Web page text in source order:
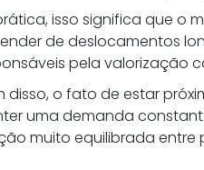
isso significa que o
de deslocamentos
pela valorização
disso, o fato de estar
uma demanda
muito equilibrada entre